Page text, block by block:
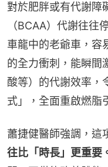
對於肥胖或有代謝障
（BCAA）代謝往往
車龍中的老爺車，容
的全力衝刺，能瞬間
酸等）的代謝效率，
式」，全面重啟燃脂
蕭捷健醫師強調，這
往比「時長」更重要